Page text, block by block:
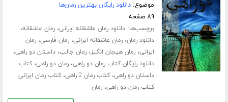
موضوع:دانلود رایگان بهترین رمان‌ها
۸۹ صفحه
برچسب‌ها:دانلود رمان عاشقانه ایرانی،رمان عاشقانه،
دانلود رمان،رمان عاشقانه ایرانی،رمان فارسی،رمان
ایرانی،رمان هیجان انگیز،رمان جالب،داستان دو راهی،
دانلود رایگان کتاب رمان دو راهی،رمان دو راهی،کتاب
داستان دو راهی،کتاب رمان 2 راهی ،کتاب رمان ایرانی
کتاب رمان دو راهی،رمان